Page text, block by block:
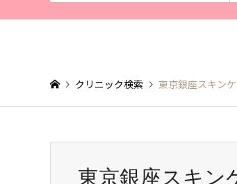
クリニック検索 東京銀座スキン
東京銀座スキン